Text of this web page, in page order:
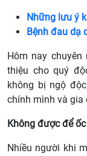
Những lưu ý
Bệnh đau dạ
Hôm nay chuyên
thiệu cho quý
không bị ngộ
chính mình và gia
Không được để
Nhiều người khi